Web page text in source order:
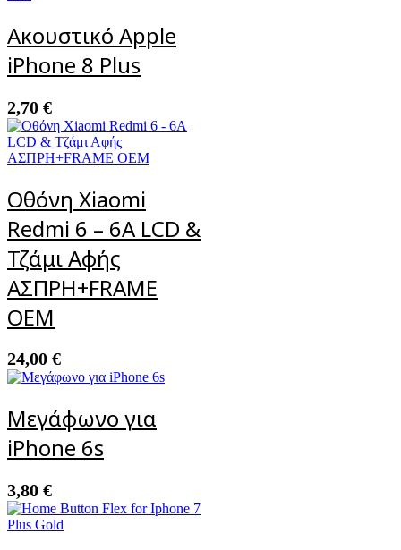
Ακουστικό Apple
iPhone 8 Plus
2,70 €
Οθόνη Xiaomi
Redmi 6 – 6A LCD &
Τζάμι Αφής
ΑΣΠΡΗ+FRAME
OEM
24,00 €
Μεγάφωνο για
iPhone 6s
3,80 €